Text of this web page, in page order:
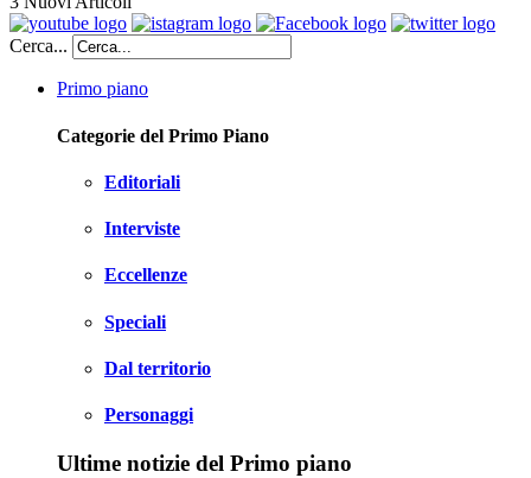
Cerca...
Primo piano
Categorie del Primo Piano
Editoriali
Interviste
Eccellenze
Speciali
Dal territorio
Personaggi
Ultime notizie del Primo piano